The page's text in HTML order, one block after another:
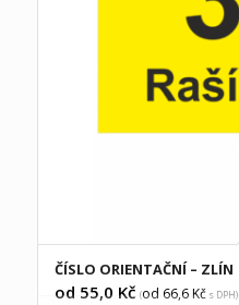
ČÍSLO ORIENTAČNÍ – ZLÍN
od 55,0 Kč (od 66,6Kčs DPH)